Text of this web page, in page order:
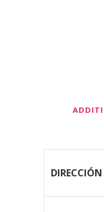
DIRECCIÓN